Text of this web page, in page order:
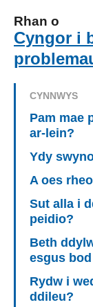
Rhan o
Cyngor i
CYNNWYS
Pam mae
ar-lein?
Ydy
A oes
Sut alla i
peidio?
Beth
esgus
Rydw i
ddileu?